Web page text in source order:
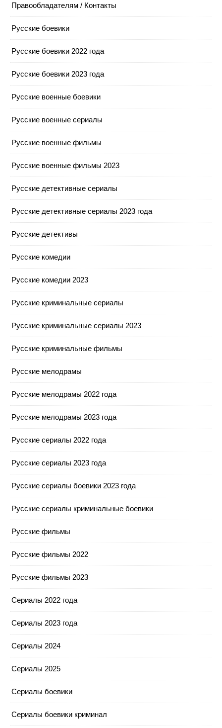
Правообладателям / Контакты
Русские боевики
Русские боевики 2022 года
Русские боевики 2023 года
Русские военные боевики
Русские военные сериалы
Русские военные фильмы
Русские военные фильмы 2023
Русские детективные сериалы
Русские детективные сериалы 2023 года
Русские детективы
Русские комедии
Русские комедии 2023
Русские криминальные сериалы
Русские криминальные сериалы 2023
Русские криминальные фильмы
Русские мелодрамы
Русские мелодрамы 2022 года
Русские мелодрамы 2023 года
Русские сериалы 2022 года
Русские сериалы 2023 года
Русские сериалы боевики 2023 года
Русские сериалы криминальные боевики
Русские фильмы
Русские фильмы 2022
Русские фильмы 2023
Сериалы 2022 года
Сериалы 2023 года
Сериалы 2024
Сериалы 2025
Сериалы боевики
Сериалы боевики криминал